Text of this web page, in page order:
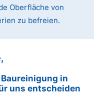
Oberfläche von
zu befreien.
in
uns entscheiden